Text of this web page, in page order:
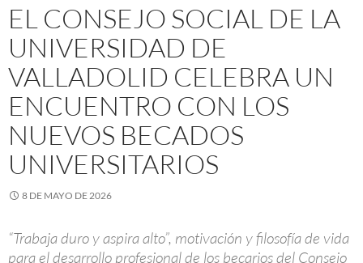
EL CONSEJO SOCIAL DE LA
UNIVERSIDAD DE
VALLADOLID CELEBRA UN
ENCUENTRO CON LOS
NUEVOS BECADOS
UNIVERSITARIOS
8 DE MAYO DE 2026
“Trabaja duro y aspira alto”, motivación y filosofía de vida
para el desarrollo profesional de los becarios del Consejo